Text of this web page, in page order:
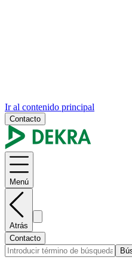
Ir al contenido principal
Contacto
Menú
Atrás
Contacto